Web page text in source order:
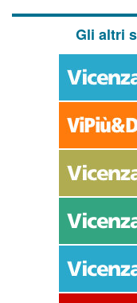
Gli altri